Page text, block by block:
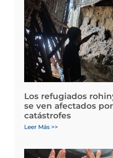
Los refugiados
se ven afectados
catástrofes
Leer Más >>